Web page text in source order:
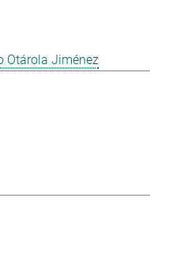
Otárola Jiménez